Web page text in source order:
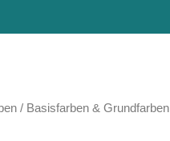
/ Basisfarben & Grundfarben